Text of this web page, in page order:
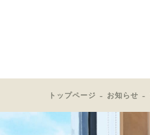
トップページ お知らせ